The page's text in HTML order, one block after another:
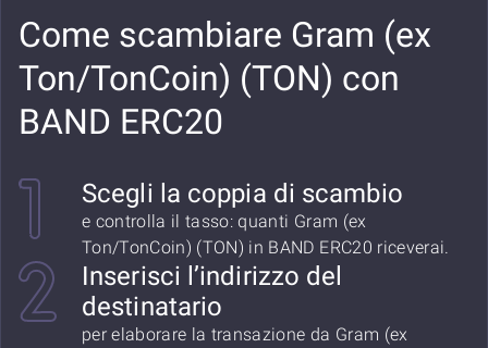
Come scambiare Gram (ex
Ton/TonCoin) (TON) con
BAND ERC20
Scegli la coppia di scambio
e controlla il tasso: quanti Gram (ex
Ton/TonCoin) (TON) in BAND ERC20 riceverai.
Inserisci l’indirizzo del
destinatario
per elaborare la transazione da Gram (ex